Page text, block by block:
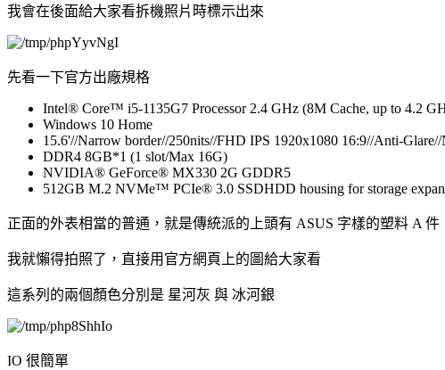
我會在後面給大家看拆機照片時標示出來
先看一下官方出廠規格
Intel® Core™ i5-1135G7 Processor 2.4 GHz (8M Cache, up to 4.2
Windows 10 Home
15.6'//Narrow border//250nits//FHD IPS 1920x1080 16:9//Anti-
DDR4 8GB*1 (1 slot/Max 16G)
NVIDIA® GeForce® MX330 2G GDDR5
512GB M.2 NVMe™ PCIe® 3.0 SSDHDD housing for storage
正面的外表相當的普通，就是傳統派的上頭有 ASUS 字樣的塑料 A 件
我就懶得拍照了，直接用官方網頁上的圖給大家看
這系列的兩個顏色分別是 星河灰 與 冰河銀
IO 很簡單